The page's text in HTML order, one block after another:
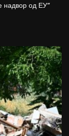
надвор од ЕУ“